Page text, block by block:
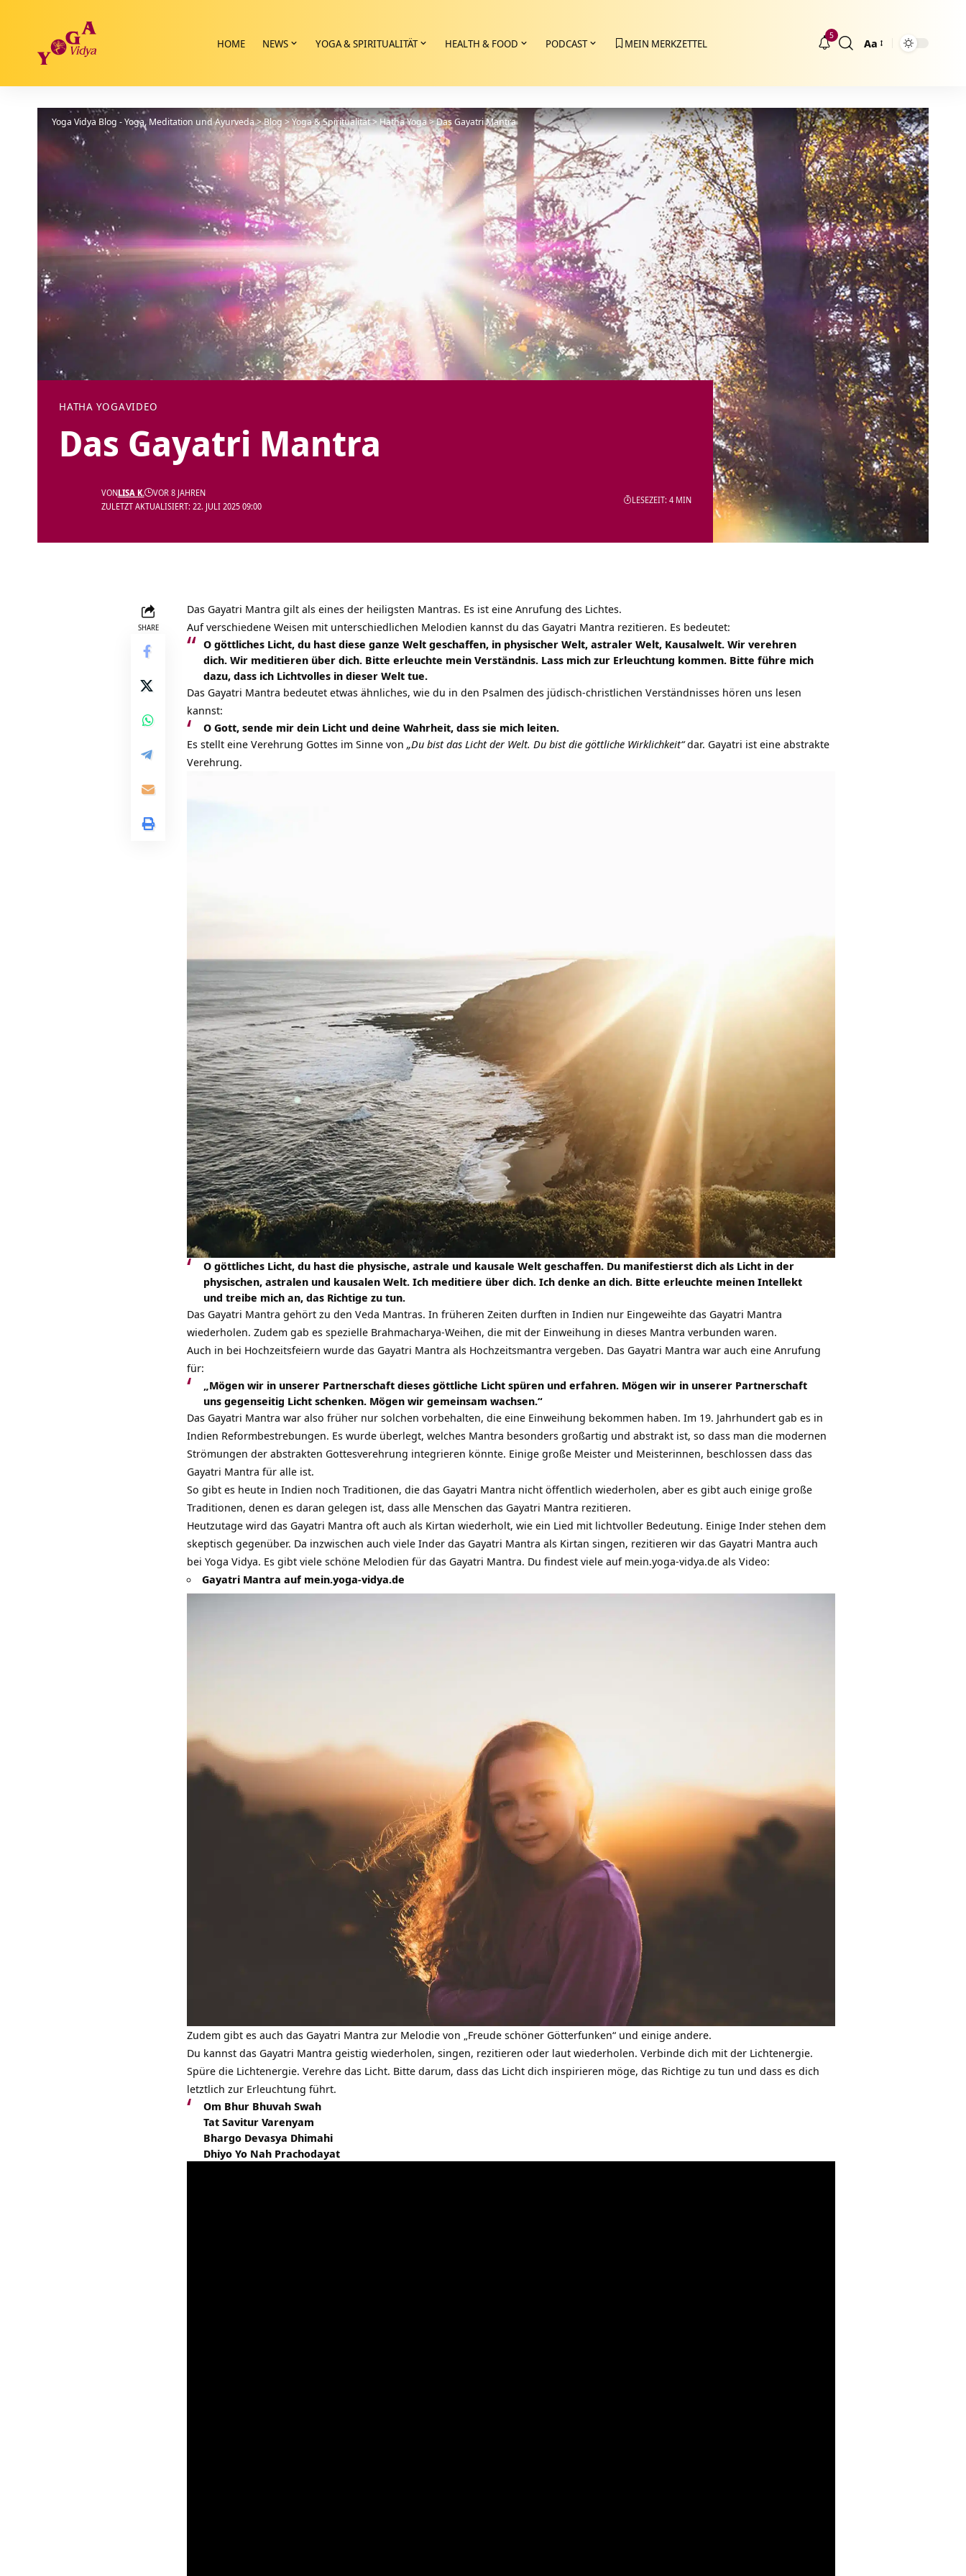
HOME NEWS YOGA & SPIRITUALITÄT HEALTH & FOOD PODCAST MEIN MERKZETTEL
5
Größenänderung
Aa
Yoga Vidya Blog - Yoga, Meditation und Ayurveda>Blog>Yoga & Spiritualität>Hatha Yoga>Das Gayatri Mantra
HATHA YOGAVIDEO
Das Gayatri Mantra
ZULETZT AKTUALISIERT: 22. JULI 2025 09:00
VONLISA K. VOR 8 JAHREN
LESEZEIT: 4 MIN
SHARE
Das Gayatri Mantra gilt als eines der heiligsten Mantras. Es ist eine Anrufung des Lichtes.
Auf verschiedene Weisen mit unterschiedlichen Melodien kannst du das Gayatri Mantra rezitieren. Es bedeutet:
O göttliches Licht, du hast diese ganze Welt geschaffen, in physischer Welt, astraler Welt, Kausalwelt. Wir verehren
dich. Wir meditieren über dich. Bitte erleuchte mein Verständnis. Lass mich zur Erleuchtung kommen. Bitte führe mich
dazu, dass ich Lichtvolles in dieser Welt tue.
Das Gayatri Mantra bedeutet etwas ähnliches, wie du in den Psalmen des jüdisch-christlichen Verständnisses hören uns lesen
kannst:
O Gott, sende mir dein Licht und deine Wahrheit, dass sie mich leiten.
Es stellt eine Verehrung Gottes im Sinne von „Du bist das Licht der Welt. Du bist die göttliche Wirklichkeit“dar. Gayatri ist eine abstrakte
Verehrung.
O göttliches Licht, du hast die physische, astrale und kausale Welt geschaffen. Du manifestierst dich als Licht in der
physischen, astralen und kausalen Welt. Ich meditiere über dich. Ich denke an dich. Bitte erleuchte meinen Intellekt
und treibe mich an, das Richtige zu tun.
Das Gayatri Mantra gehört zu den Veda Mantras. In früheren Zeiten durften in Indien nur Eingeweihte das Gayatri Mantra
wiederholen. Zudem gab es spezielle Brahmacharya-Weihen, die mit der Einweihung in dieses Mantra verbunden waren.
Auch in bei Hochzeitsfeiern wurde das Gayatri Mantra als Hochzeitsmantra vergeben. Das Gayatri Mantra war auch eine Anrufung
für:
„Mögen wir in unserer Partnerschaft dieses göttliche Licht spüren und erfahren. Mögen wir in unserer Partnerschaft
uns gegenseitig Licht schenken. Mögen wir gemeinsam wachsen.“
Das Gayatri Mantra war also früher nur solchen vorbehalten, die eine Einweihung bekommen haben. Im 19. Jahrhundert gab es in
Indien Reformbestrebungen. Es wurde überlegt, welches Mantra besonders großartig und abstrakt ist, so dass man die modernen
Strömungen der abstrakten Gottesverehrung integrieren könnte. Einige große Meister und Meisterinnen, beschlossen dass das
Gayatri Mantra für alle ist.
So gibt es heute in Indien noch Traditionen, die das Gayatri Mantra nicht öffentlich wiederholen, aber es gibt auch einige große
Traditionen, denen es daran gelegen ist, dass alle Menschen das Gayatri Mantra rezitieren.
Heutzutage wird das Gayatri Mantra oft auch als Kirtan wiederholt, wie ein Lied mit lichtvoller Bedeutung. Einige Inder stehen dem
skeptisch gegenüber. Da inzwischen auch viele Inder das Gayatri Mantra als Kirtan singen, rezitieren wir das Gayatri Mantra auch
bei Yoga Vidya. Es gibt viele schöne Melodien für das Gayatri Mantra. Du findest viele auf mein.yoga-vidya.de als Video:
Gayatri Mantra auf mein.yoga-vidya.de
Zudem gibt es auch das Gayatri Mantra zur Melodie von „Freude schöner Götterfunken“ und einige andere.
Du kannst das Gayatri Mantra geistig wiederholen, singen, rezitieren oder laut wiederholen. Verbinde dich mit der Lichtenergie.
Spüre die Lichtenergie. Verehre das Licht. Bitte darum, dass das Licht dich inspirieren möge, das Richtige zu tun und dass es dich
letztlich zur Erleuchtung führt.
Om Bhur Bhuvah Swah
Tat Savitur Varenyam
Bhargo Devasya Dhimahi
Dhiyo Yo Nah Prachodayat